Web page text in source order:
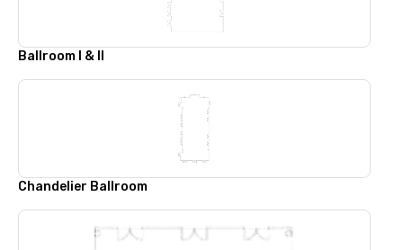
Ballroom I & II
Chandelier Ballroom